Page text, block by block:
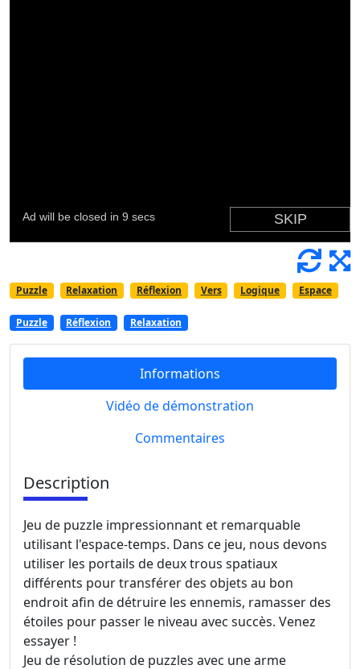
Puzzle Relaxation Réflexion Vers Logique Espace
Puzzle Réflexion Relaxation
Informations
Vidéo de démonstration
Commentaires
Description
Jeu de puzzle impressionnant et remarquable
utilisant l'espace-temps. Dans ce jeu, nous devons
utiliser les portails de deux trous spatiaux
différents pour transférer des objets au bon
endroit afin de détruire les ennemis, ramasser des
étoiles pour passer le niveau avec succès. Venez
essayer !
Jeu de résolution de puzzles avec une arme